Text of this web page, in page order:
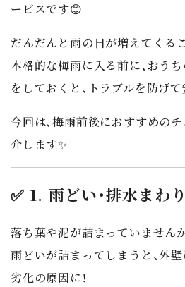
ービスです😊
だんだんと雨の日が増えてくる
本格的な梅雨に入る前に、おう
をしておくと、トラブルを防げて
今回は、梅雨前後におすすめの
介します✨
✅ 1. 雨どい・排水まわ
落ち葉や泥が詰まっていません
雨どいが詰まってしまうと、外
劣化の原因に！